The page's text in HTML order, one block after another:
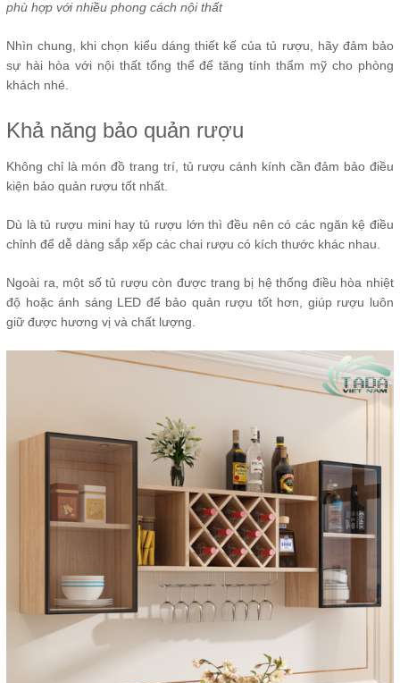
phù hợp với nhiều phong cách nội thất
Nhìn chung, khi chọn kiểu dáng thiết kế của tủ rượu, hãy đảm bảo
sự hài hòa với nội thất tổng thể để tăng tính thẩm mỹ cho phòng
khách nhé.
Khả năng bảo quản rượu
Không chỉ là món đồ trang trí, tủ rượu cánh kính cần đảm bảo điều
kiện bảo quản rượu tốt nhất.
Dù là tủ rượu mini hay tủ rượu lớn thì đều nên có các ngăn kệ điều
chỉnh để dễ dàng sắp xếp các chai rượu có kích thước khác nhau.
Ngoài ra, một số tủ rượu còn được trang bị hệ thống điều hòa nhiệt
độ hoặc ánh sáng LED để bảo quản rượu tốt hơn, giúp rượu luôn
giữ được hương vị và chất lượng.